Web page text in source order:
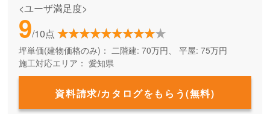
<ユーザ満足度>
9/10点
坪単価(建物価格のみ)： 二階建: 70万円、 平屋: 75万円
施工対応エリア： 愛知県
資料請求/カタログをもらう(無料)